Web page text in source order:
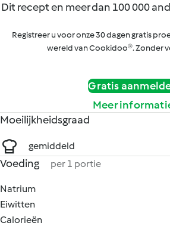
Dit recept en meer dan 100 000
Registreer u voor onze 30 dagen gratis
wereld van Cookidoo®. Zonder
Gratis
Meer
Moeilijkheidsgraad
gemiddeld
Voeding per 1 portie
Natrium
Eiwitten
Calorieën